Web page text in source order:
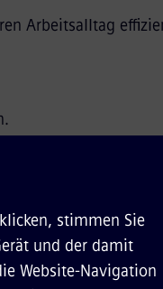
Arbeitsalltag
im